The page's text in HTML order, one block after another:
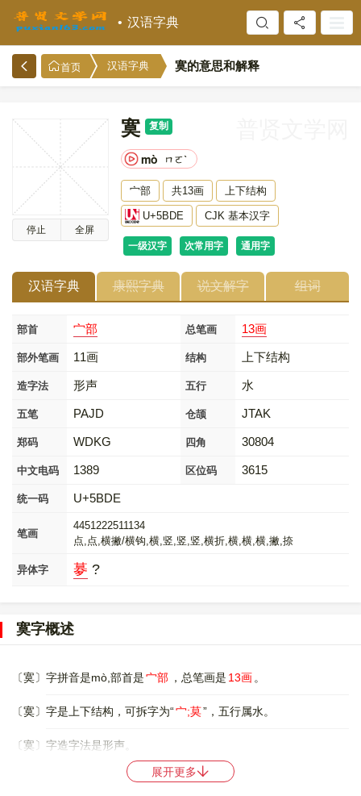
汉语字典
首页 汉语字典 寞的意思和解释
停止 全屏
寞 复制
mò ㄇㄛˋ
宀部 共13画 上下结构
U+5BDE CJK 基本汉字
一级汉字 次常用字 通用字
汉语字典 康熙字典 说文解字 组词
部首 宀部 总笔画 13画
部外笔画 11画 结构 上下结构
造字法 形声 五行 水
五笔 PAJD 仓颉 JTAK
郑码 WDKG 四角 30804
中文电码 1389 区位码 3615
统一码 U+5BDE
笔画
4451222511134
点,点,横撇/横钩,横,竖,竖,竖,横折,横,横,横,撇,捺
异体字 㱳 ?
寞字概述
〔寞〕字拼音是mò,部首是宀部 ，总笔画是 13画 。
〔寞〕字是上下结构，可拆字为“宀;莫”，五行属水。
〔寞〕字造字法是形声。
JTAK，五笔是PAJD，四角号码是
展开更多